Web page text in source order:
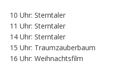
10 Uhr: Sterntaler
11 Uhr: Sterntaler
14 Uhr: Sterntaler
15 Uhr: Traumzauberbaum
16 Uhr: Weihnachtsfilm